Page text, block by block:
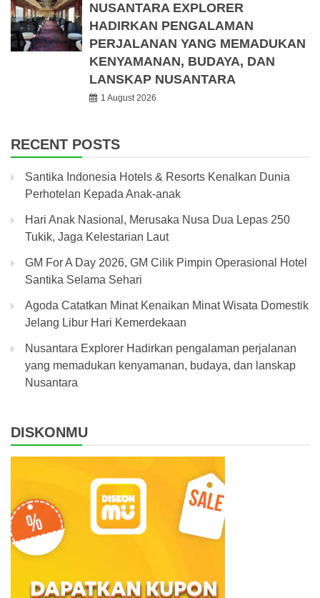
NUSANTARA EXPLORER
HADIRKAN PENGALAMAN
PERJALANAN YANG MEMADUKAN
KENYAMANAN, BUDAYA, DAN
LANSKAP NUSANTARA
1 August 2026
RECENT POSTS
Santika Indonesia Hotels & Resorts Kenalkan Dunia
Perhotelan Kepada Anak-anak
Hari Anak Nasional, Merusaka Nusa Dua Lepas 250
Tukik, Jaga Kelestarian Laut
GM For A Day 2026, GM Cilik Pimpin Operasional Hotel
Santika Selama Sehari
Agoda Catatkan Minat Kenaikan Minat Wisata Domestik
Jelang Libur Hari Kemerdekaan
Nusantara Explorer Hadirkan pengalaman perjalanan
yang memadukan kenyamanan, budaya, dan lanskap
Nusantara
DISKONMU